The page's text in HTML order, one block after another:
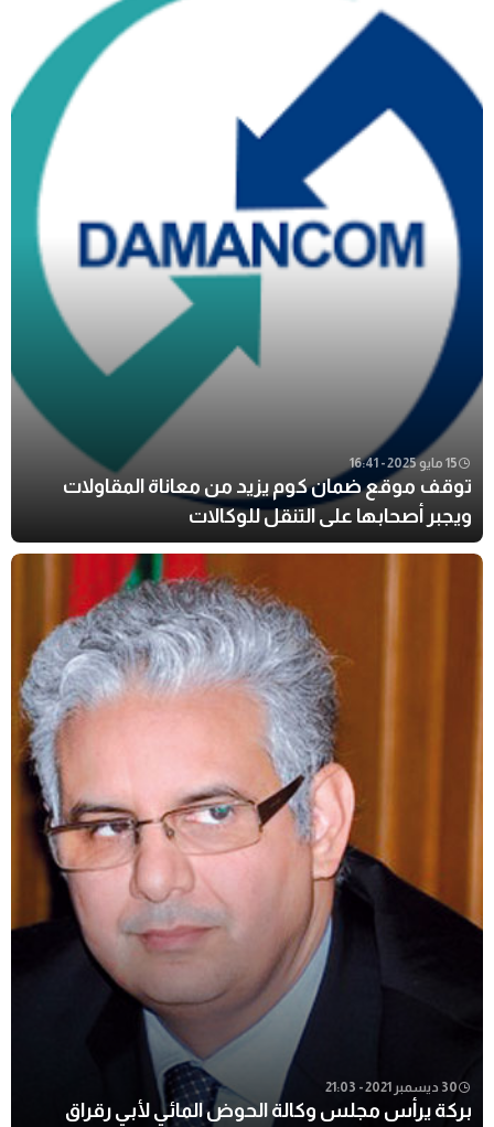
15 مايو 2025 - 16:41
توقف موقع ضمان كوم يزيد من معاناة المقاولات
ويجبر أصحابها على التنقل للوكالات
30 ديسمبر 2021 - 21:03
بركة يرأس مجلس وكالة الحوض المائي لأبي رقراق